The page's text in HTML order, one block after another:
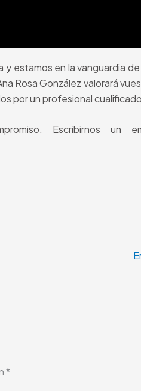
estamos en la vanguardia de
Rosa González valorará
por un profesional
Escribirnos un
*